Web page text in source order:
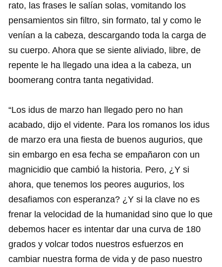
rato, las frases le salían solas, vomitando los
pensamientos sin filtro, sin formato, tal y como le
venían a la cabeza, descargando toda la carga de
su cuerpo. Ahora que se siente aliviado, libre, de
repente le ha llegado una idea a la cabeza, un
boomerang contra tanta negatividad.
“Los idus de marzo han llegado pero no han
acabado, dijo el vidente. Para los romanos los idus
de marzo era una fiesta de buenos augurios, que
sin embargo en esa fecha se empañaron con un
magnicidio que cambió la historia. Pero, ¿Y si
ahora, que tenemos los peores augurios, los
desafiamos con esperanza? ¿Y si la clave no es
frenar la velocidad de la humanidad sino que lo que
debemos hacer es intentar dar una curva de 180
grados y volcar todos nuestros esfuerzos en
cambiar nuestra forma de vida y de paso nuestro